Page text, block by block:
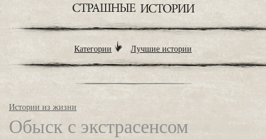
Категории Лучшие истории
Истории из жизни
Обыск с экстрасенсом